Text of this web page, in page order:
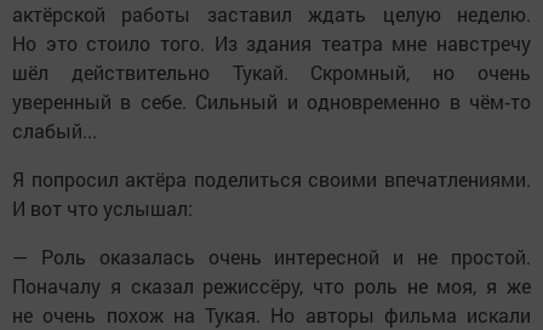
актёрской работы заставил ждать целую неделю.
Но это стоило того. Из здания театра мне навстречу
шёл действительно Тукай. Скромный, но очень
уверенный в себе. Сильный и одновременно в чём‑то
слабый...
Я попросил актёра поделиться своими впечатлениями.
И вот что услышал:
— Роль оказалась очень интересной и не простой.
Поначалу я сказал режиссёру, что роль не моя, я же
не очень похож на Тукая. Но авторы фильма искали